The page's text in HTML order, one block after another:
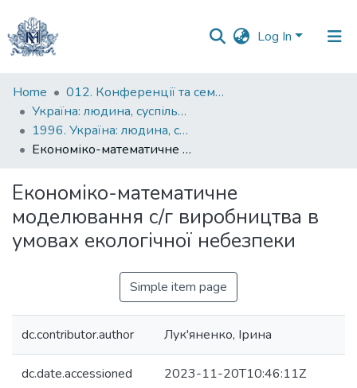
Log In
Communities
&
Collections
Statistics
Home
012. Конференції та семінари НаУКМА
Україна: людина, суспільство, природа : щорічна наукова конференція
1996. Україна: людина, суспільство, природа : щорічна наукова конференція : тези доповідей
Економіко-математичне моделювання с/г виробництва в умовах екологічної небезпеки
Економіко-математичне
моделювання с/г виробництва в
умовах екологічної небезпеки
Simple item page
dc.contributor.author Лук'яненко, Ірина
dc.date.accessioned 2023-11-20T10:46:11Z